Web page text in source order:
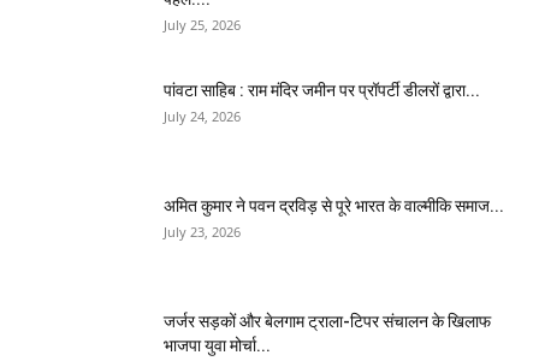
July 25, 2026
पांवटा साहिब : राम मंदिर जमीन पर प्रॉपर्टी डीलरों द्वारा...
July 24, 2026
अमित कुमार ने पवन द्रविड़ से पूरे भारत के वाल्मीकि समाज...
July 23, 2026
जर्जर सड़कों और बेलगाम ट्राला-टिपर संचालन के खिलाफ
भाजपा युवा मोर्चा...